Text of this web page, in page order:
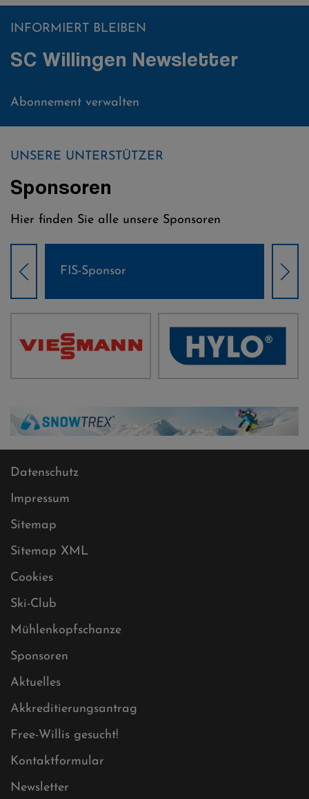
INFORMIERT BLEIBEN
SC Willingen Newsletter
Abonnement verwalten
UNSERE UNTERSTÜTZER
Sponsoren
Hier finden Sie alle unsere Sponsoren
Weltcup-Sponsoren Damen
Datenschutz
Impressum
Sitemap
Sitemap XML
Cookies
Ski-Club
Mühlenkopfschanze
Sponsoren
Aktuelles
Akkreditierungsantrag
Free-Willis gesucht!
Kontaktformular